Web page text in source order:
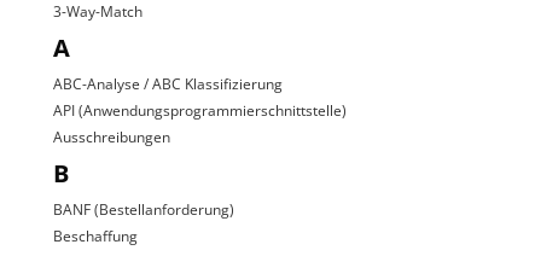
3-Way-Match
A
ABC-Analyse / ABC Klassifizierung
API (Anwendungsprogrammierschnittstelle)
Ausschreibungen
B
BANF (Bestellanforderung)
Beschaffung